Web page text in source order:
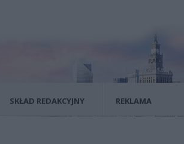
SKŁAD REDAKCYJNY REKLAMA